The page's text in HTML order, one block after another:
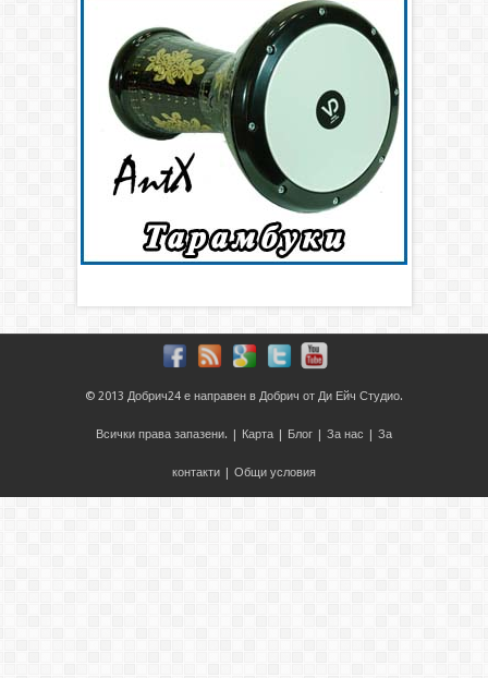
© 2013 Добрич24 е направен в Добрич от Ди Ейч Студио.
Всички права запазени. | Карта | Блог | За нас | За
контакти | Общи условия